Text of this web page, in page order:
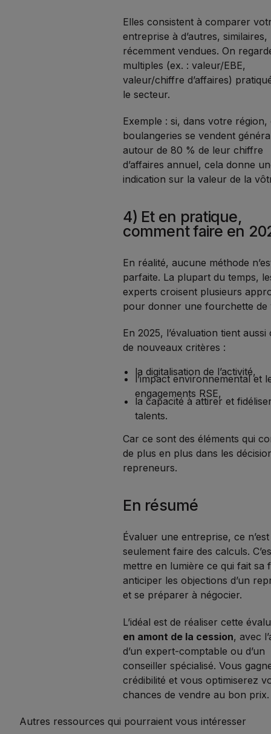
Elles consistent à comparer
entreprise à d’autres, similaires,
récemment vendues. On
multiples (ex. : valeur/EBE,
valeur/chiffre d’affaires)
le secteur.
Exemple : si, dans votre région,
boulangeries se vendent
autour de 80 % de leur chiffre
d’affaires annuel, cela donne
indication sur la valeur de la
4) Et en pratique,
comment faire en
En réalité, aucune méthode
parfaite. La plupart du temps,
experts croisent plusieurs
pour donner une fourchette de
En 2025, l’évaluation tient aussi
de nouveaux critères :
la digitalisation de l’activité,
l’impact environnemental et
engagements RSE,
la capacité à attirer et
talents.
Car ce sont des éléments qui
de plus en plus dans les
repreneurs.
En résumé
Évaluer une entreprise, ce
seulement faire des calculs.
mettre en lumière ce qui fait sa
anticiper les objections d’un
et se préparer à négocier.
L’idéal est de réaliser cette
en amont de la cession, avec
d’un expert-comptable ou d’un
conseiller spécialisé. Vous
crédibilité et vous optimiserez
chances de vendre au bon prix.
Autres ressources qui pourraient vous intéresser